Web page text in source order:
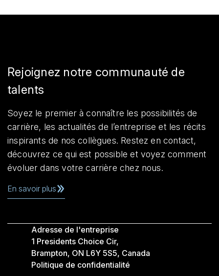
Rejoignez notre communauté de
talents
Soyez le premier à connaître les possibilités de
carrière, les actualités de l’entreprise et les récits
inspirants de nos collègues. Restez en contact,
découvrez ce qui est possible et voyez comment
évoluer dans votre carrière chez nous.
En savoir plus
Adresse de l'entreprise
1 Presidents Choice Cir,
Brampton, ON L6Y 5S5, Canada
Politique de confidentialité